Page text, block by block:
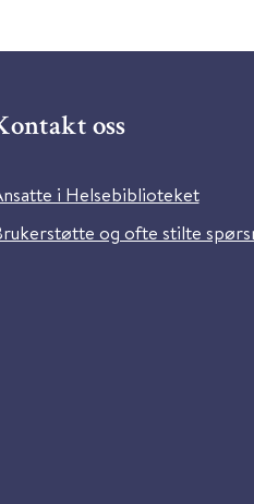
oss
i Helsebiblioteket
og ofte stilte